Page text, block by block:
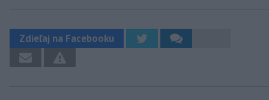
Zdieľaj na Facebooku